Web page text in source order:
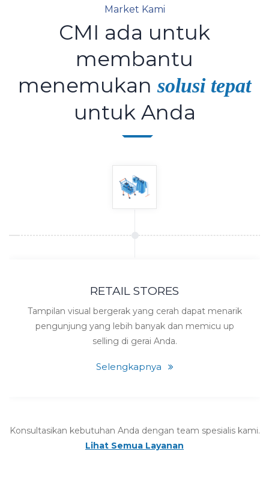
Market Kami
CMI ada untuk
membantu
menemukan solusi tepat
untuk Anda
RETAIL STORES
Tampilan visual bergerak yang cerah dapat menarik
pengunjung yang lebih banyak dan memicu up
selling di gerai Anda.
Selengkapnya
Konsultasikan kebutuhan Anda dengan team spesialis kami.
Lihat Semua Layanan